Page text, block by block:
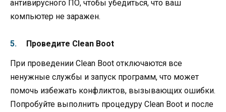
антивирусного ПО, чтобы убедиться, что ваш
компьютер не заражен.
Проведите Clean Boot
При проведении Clean Boot отключаются все
ненужные службы и запуск программ, что может
помочь избежать конфликтов, вызывающих ошибки.
Попробуйте выполнить процедуру Clean Boot и после